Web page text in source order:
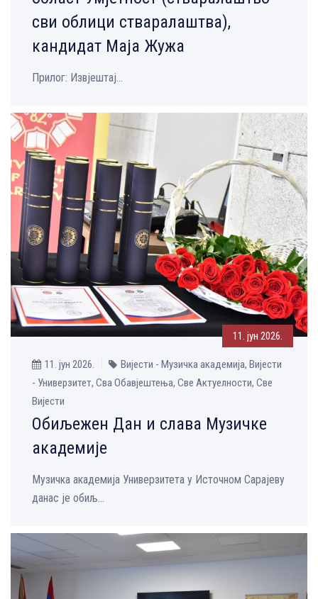
сви облици стваралаштва),
кандидат Маја Жужа
Прилог: Извјештај...
11. јун 2026.
11. јун 2026.
Вијести - Музичка aкадемија, Вијести
- Универзитет, Сва Обавјештења, Све Aктуелности, Све
Вијести
Обиљежен Дан и слава Музичке
академије
Музичка академија Универзитета у Источном Сарајеву
данас је обиљ...